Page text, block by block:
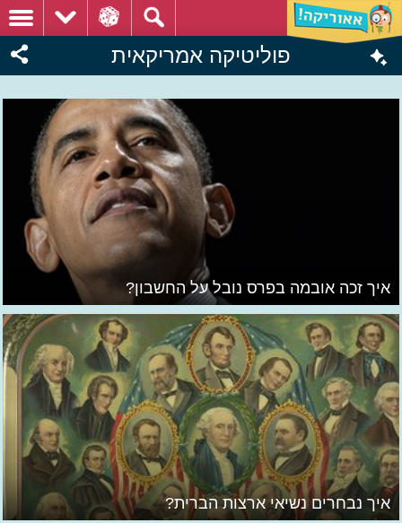
פוליטיקה אמריקאית
איך זכה אובמה בפרס נובל על החשבון?
איך נבחרים נשיאי ארצות הברית?